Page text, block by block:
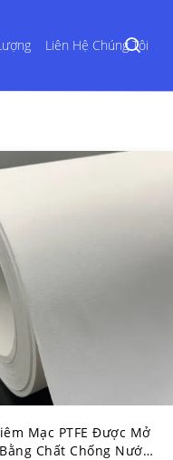
Liên Hệ Chúng Tôi
Mạc PTFE Được Mở
Chất Chống Nước